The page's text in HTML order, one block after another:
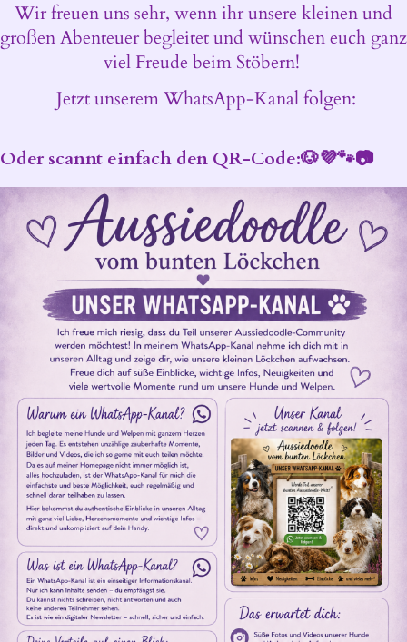
Wir freuen uns sehr, wenn ihr unsere kleinen und
großen Abenteuer begleitet und wünschen euch ganz
viel Freude beim Stöbern!
Jetzt unserem WhatsApp-Kanal folgen:
Oder scannt einfach den QR-Code:🐶💜🐾📷